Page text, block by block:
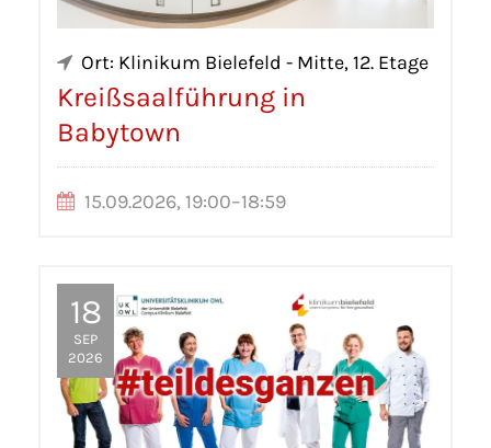
Ort: Klinikum Bielefeld - Mitte, 12. Etage
Kreißsaalführung in
Babytown
15.09.2026, 19:00–18:59
18
SEP
2026